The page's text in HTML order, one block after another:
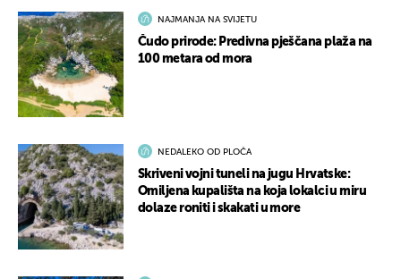
NAJMANJA NA SVIJETU
Čudo prirode: Predivna pješčana plaža na
100 metara od mora
NEDALEKO OD PLOČA
Skriveni vojni tuneli na jugu Hrvatske:
Omiljena kupališta na koja lokalci u miru
dolaze roniti i skakati u more